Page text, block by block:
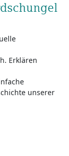
Erklären
unserer